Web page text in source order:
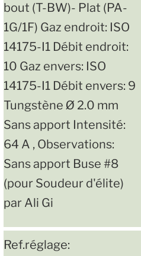
bout (T-BW)- Plat (PA-
1G/1F) Gaz endroit: ISO
14175-I1 Débit endroit:
10 Gaz envers: ISO
14175-I1 Débit envers: 9
Tungstène Ø 2.0 mm
Sans apport Intensité:
64 A , Observations:
Sans apport Buse #8
(pour Soudeur d'élite)
par Ali Gi
Ref.réglage: